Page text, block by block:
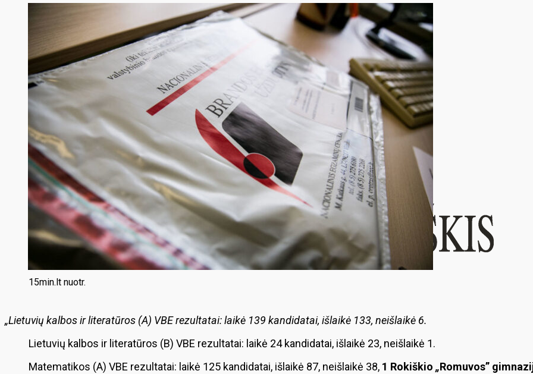
15min.lt nuotr.
„Lietuvių kalbos ir literatūros (A) VBE rezultatai: laikė 139 kandidatai, išlaikė 133, neišlaikė 6.
Lietuvių kalbos ir literatūros (B) VBE rezultatai: laikė 24 kandidatai, išlaikė 23, neišlaikė 1.
Matematikos (A) VBE rezultatai: laikė 125 kandidatai, išlaikė 87, neišlaikė 38, 1 Rokiškio „Romuvos”